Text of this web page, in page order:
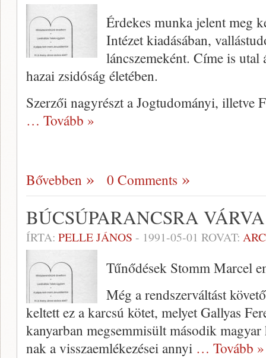
Érdekes munka jelent meg
Inté­zet kiadásában,
láncszemeként. Cí­me is
hazai zsidóság életében.
Szerzői nagyrészt a Jogtudo­mányi, illetve
… Tovább »
Bővebben 0 Comments
BÚCSÚPARANCSRA VÁRVA
ÍRTA: PELLE JÁNOS - 1991-05-01 ROVAT:
Tűnődések Stomm Marcel
Még a rendszerváltást
keltett ez a karcsú kötet, melyet Gallyas
kanyarban megsem­misült második
nak a visszaemlékezései annyi … Tovább »